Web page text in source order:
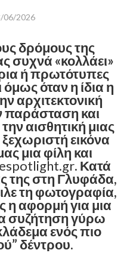
06/2026
δρόμους της
συχνά «κολλάει»
ή πρωτότυπες
όμως όταν η ίδια η
αρχιτεκτονική
παράσταση και
αισθητική μιας
ξεχωριστή εικόνα
μια φίλη και
. Κατά
της στη Γλυφάδα,
τη φωτογραφία,
η αφορμή για μια
συζήτηση γύρω
ενός πιο
δέντρου.